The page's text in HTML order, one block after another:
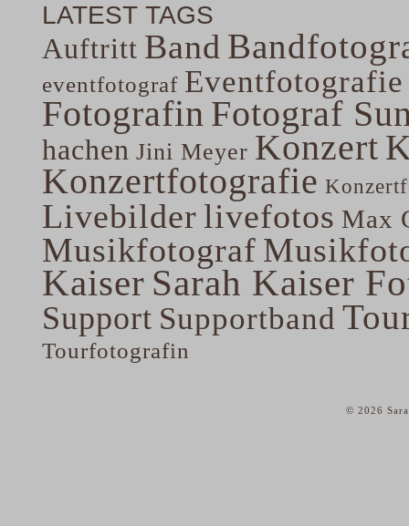
LATEST TAGS
Auftritt Band
eventfotograf Eventfotografie
Fotografin Fotograf
hachen Jini Meyer Konzert
Konzertfotografie
Livebilderlivefotos Max
Musikfotograf
Kaiser Sarah Kaiser
Support Supportband
Tourfotografin
© 2026